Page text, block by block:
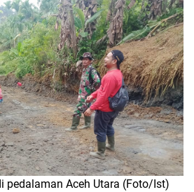
pedalaman Aceh Utara (Foto/Ist)